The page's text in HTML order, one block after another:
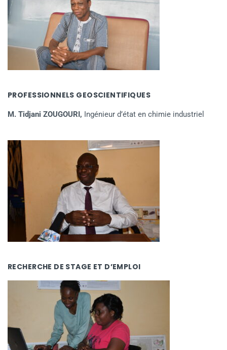
PROFESSIONNELS GEOSCIENTIFIQUES
M. Tidjani ZOUGOURI, Ingénieur d’état en chimie industriel
RECHERCHE DE STAGE ET D’EMPLOI